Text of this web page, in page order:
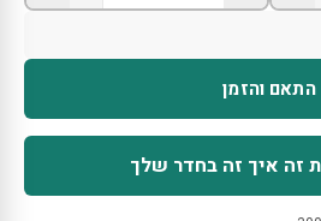
התאם והזמן
זה איך זה בחדר שלך